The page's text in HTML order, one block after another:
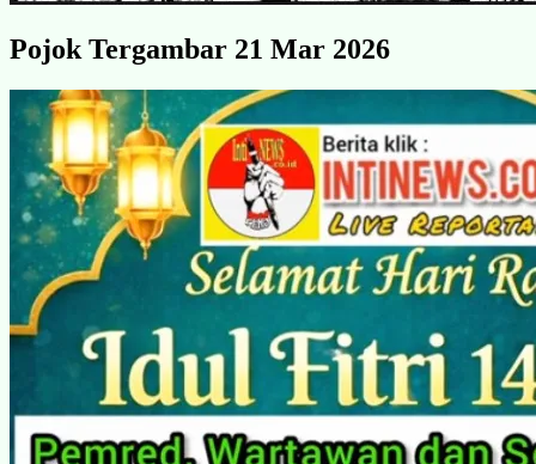
Pojok Tergambar 21 Mar 2026